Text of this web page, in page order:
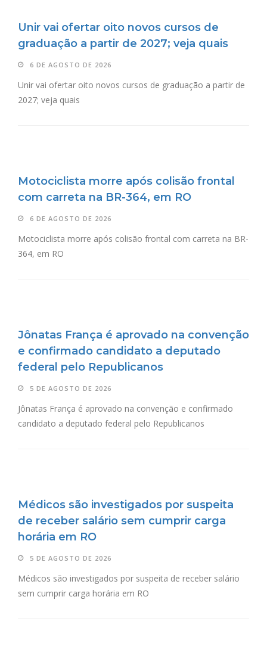
Unir vai ofertar oito novos cursos de
graduação a partir de 2027; veja quais
6 DE AGOSTO DE 2026
Unir vai ofertar oito novos cursos de graduação a partir de
2027; veja quais
Motociclista morre após colisão frontal
com carreta na BR-364, em RO
6 DE AGOSTO DE 2026
Motociclista morre após colisão frontal com carreta na BR-
364, em RO
Jônatas França é aprovado na convenção
e confirmado candidato a deputado
federal pelo Republicanos
5 DE AGOSTO DE 2026
Jônatas França é aprovado na convenção e confirmado
candidato a deputado federal pelo Republicanos
Médicos são investigados por suspeita
de receber salário sem cumprir carga
horária em RO
5 DE AGOSTO DE 2026
Médicos são investigados por suspeita de receber salário
sem cumprir carga horária em RO